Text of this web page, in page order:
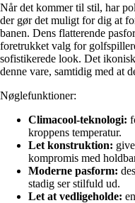
Når det kommer til stil, har
der gør det muligt for dig at
banen. Dens flatterende
foretrukket valg for
sofistikerede look. Det
denne vare, samtidig med at
Nøglefunktioner:
Climacool-teknologi:
kroppens temperatur.
Let konstruktion:
kompromis med
Moderne pasform:
stadig ser stilfuld ud.
Let at vedligeholde: